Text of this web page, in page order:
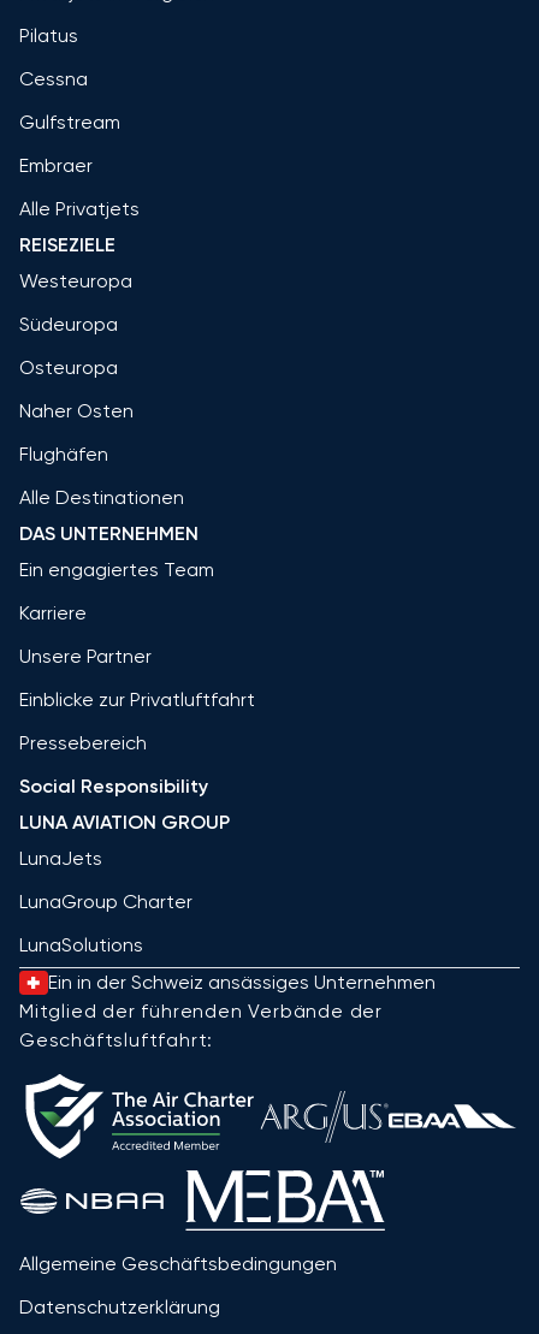
Pilatus
Cessna
Gulfstream
Embraer
Alle Privatjets
REISEZIELE
Westeuropa
Südeuropa
Osteuropa
Naher Osten
Flughäfen
Alle Destinationen
DAS UNTERNEHMEN
Ein engagiertes Team
Karriere
Unsere Partner
Einblicke zur Privatluftfahrt
Pressebereich
Social Responsibility
LUNA AVIATION GROUP
LunaJets
LunaGroup Charter
LunaSolutions
Ein in der Schweiz ansässiges Unternehmen
Mitglied der führenden Verbände der
Geschäftsluftfahrt:
Allgemeine Geschäftsbedingungen
Datenschutzerklärung